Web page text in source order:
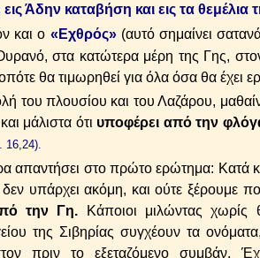
εις Άδην καταβήση και εις τα θεμέλια
και ο «Εχθρός» (αυτό σημαίνει
στα κατώτερα μέρη της Γης,
θα τιμωρηθεί για όλα όσα θα έχει
πλουσίου και του Λαζάρου,
μάλιστα ότι υποφέρει από την
16,24).
στο πρώτο ερώτημα: Κατά
υπάρχει ακόμη, και ούτε ξέρουμε
την Γη. Κάποιοι μιλώντας χωρίς
της Σιβηρίας συγχέουν τα
πριν το εξεταζόμενο συμβάν.